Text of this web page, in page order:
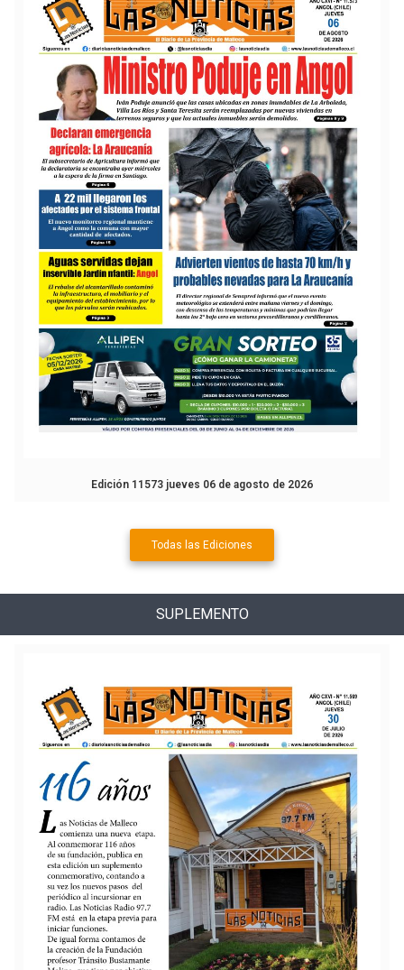
Edición 11573 jueves 06 de agosto de 2026
Todas las Ediciones
SUPLEMENTO